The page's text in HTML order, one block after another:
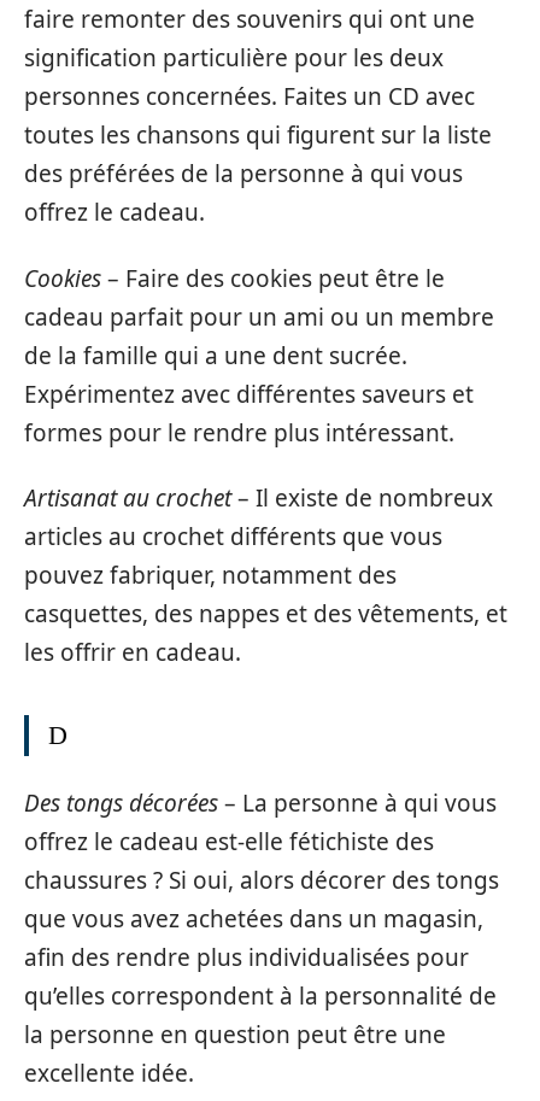
faire remonter des souvenirs qui ont une
signification particulière pour les deux
personnes concernées. Faites un CD avec
toutes les chansons qui figurent sur la liste
des préférées de la personne à qui vous
offrez le cadeau.
Cookies– Faire des cookies peut être le
cadeau parfait pour un ami ou un membre
de la famille qui a une dent sucrée.
Expérimentez avec différentes saveurs et
formes pour le rendre plus intéressant.
Artisanat au crochet– Il existe de nombreux
articles au crochet différents que vous
pouvez fabriquer, notamment des
casquettes, des nappes et des vêtements, et
les offrir en cadeau.
D
Des tongs décorées– La personne à qui vous
offrez le cadeau est-elle fétichiste des
chaussures ? Si oui, alors décorer des tongs
que vous avez achetées dans un magasin,
afin des rendre plus individualisées pour
qu’elles correspondent à la personnalité de
la personne en question peut être une
excellente idée.